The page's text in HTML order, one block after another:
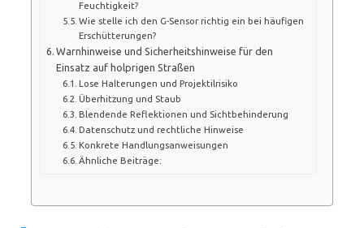
Feuchtigkeit?
Wie stelle ich den G-Sensor richtig ein bei häufigen
Erschütterungen?
Warnhinweise und Sicherheitshinweise für den
Einsatz auf holprigen Straßen
Lose Halterungen und Projektilrisiko
Überhitzung und Staub
Blendende Reflektionen und Sichtbehinderung
Datenschutz und rechtliche Hinweise
Konkrete Handlungsanweisungen
Ähnliche Beiträge: